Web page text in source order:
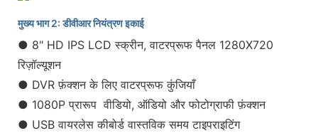
मुख्य भाग 2: डीवीआर नियंत्रण इकाई
● 8" HD IPS LCD स्क्रीन, वाटरप्रूफ पैनल 1280X720
रिज़ॉल्यूशन
● DVR फ़ंक्शन के लिए वाटरप्रूफ कुंजियाँ
● 1080P प्रारूप वीडियो, ऑडियो और फोटोग्राफी फ़ंक्शन
● USB वायरलेस कीबोर्ड वास्तविक समय टाइपराइटिंग